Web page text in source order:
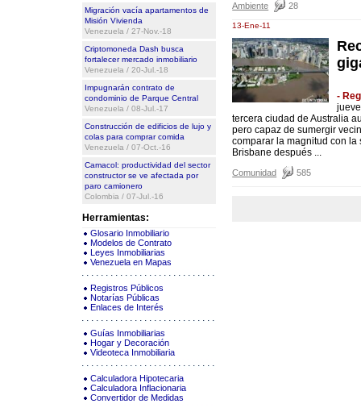
Migración vacía apartamentos de
Misión Vivienda
Venezuela / 27-Nov.-18
Criptomoneda Dash busca
fortalecer mercado inmobiliario
Venezuela / 20-Jul.-18
Impugnarán contrato de
condominio de Parque Central
Venezuela / 08-Jul.-17
Construcción de edificios de lujo y
colas para comprar comida
Venezuela / 07-Oct.-16
Camacol: productividad del sector
constructor se ve afectada por
paro camionero
Colombia / 07-Jul.-16
Herramientas:
Glosario Inmobiliario
Modelos de Contrato
Leyes Inmobiliarias
Venezuela en Mapas
Registros Públicos
Notarías Públicas
Enlaces de Interés
Guías Inmobiliarias
Hogar y Decoración
Videoteca Inmobiliaria
Calculadora Hipotecaria
Calculadora Inflacionaria
Convertidor de Medidas
Ambiente 28
13-Ene-11
-
tercera ciudad de Australia
pero capaz de sumergir
comparar la magnitud con
Brisbane después ...
Comunidad 585